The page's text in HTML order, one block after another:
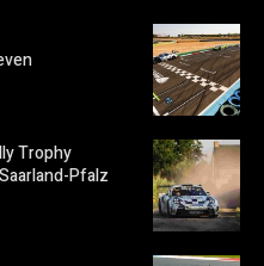
Trophy
Pfalz